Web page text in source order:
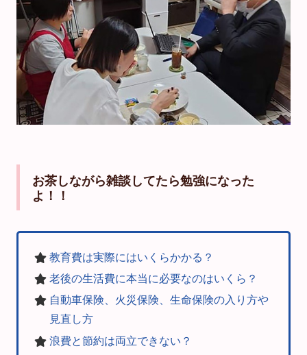
お茶しながら雑談してたら勉強になった
よ！！
教育費は実際にはいくらかかる？
老後の生活費に本当に必要なのはいくら？
自動車保険、火災保険、生命保険の入り方や
見直し方
浪費と節約は両立できない？